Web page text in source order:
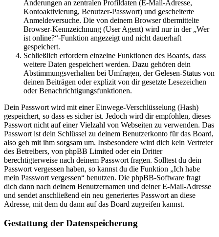
Änderungen an zentralen Profildaten (E-Mail-Adresse,
Kontoaktivierung, Benutzer-Passwort) und gescheiterte
Anmeldeversuche. Die von deinem Browser übermittelte
Browser-Kennzeichnung (User Agent) wird nur in der „Wer
ist online?“-Funktion angezeigt und nicht dauerhaft
gespeichert.
Schließlich erfordern einzelne Funktionen des Boards, dass
weitere Daten gespeichert werden. Dazu gehören dein
Abstimmungsverhalten bei Umfragen, der Gelesen-Status von
deinen Beiträgen oder explizit von dir gesetzte Lesezeichen
oder Benachrichtigungsfunktionen.
Dein Passwort wird mit einer Einwege-Verschlüsselung (Hash)
gespeichert, so dass es sicher ist. Jedoch wird dir empfohlen, dieses
Passwort nicht auf einer Vielzahl von Webseiten zu verwenden. Das
Passwort ist dein Schlüssel zu deinem Benutzerkonto für das Board,
also geh mit ihm sorgsam um. Insbesondere wird dich kein Vertreter
des Betreibers, von phpBB Limited oder ein Dritter
berechtigterweise nach deinem Passwort fragen. Solltest du dein
Passwort vergessen haben, so kannst du die Funktion „Ich habe
mein Passwort vergessen“ benutzen. Die phpBB-Software fragt
dich dann nach deinem Benutzernamen und deiner E-Mail-Adresse
und sendet anschließend ein neu generiertes Passwort an diese
Adresse, mit dem du dann auf das Board zugreifen kannst.
Gestattung der Datenspeicherung